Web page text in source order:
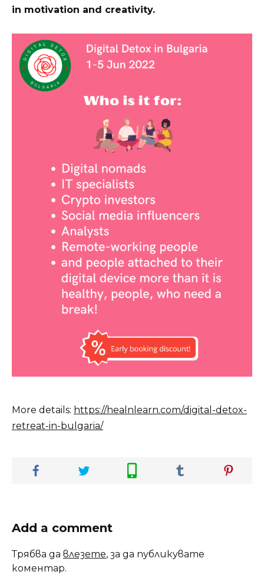
in motivation and creativity.
More details: https://healnlearn.com/digital-detox-
retreat-in-bulgaria/
Add a comment
Трябва да влезете, за да публикувате
коментар.